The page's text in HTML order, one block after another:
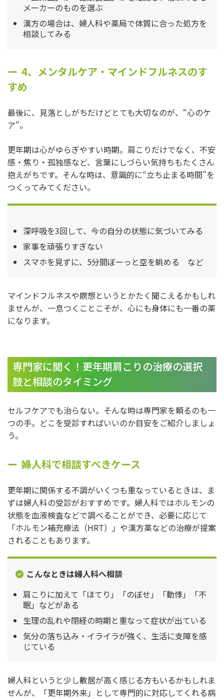
メーカーのものを選ぶ
漢方の場合は、婦人科や薬局で体質に合った処方を
相談してみる
4、メンタルケア・マインドフルネスのす
すめ
最後に、見落としがちだけどとても大切なのが、“心のケ
ア”。
更年期は心がゆらぎやすい時期。肩こりだけでなく、不安
感・焦り・孤独感など、言葉にしづらい気持ちもたくさん
抱えがちです。そんな時は、意識的に“立ち止まる時間”を
つくってみてください。
深呼吸を3回して、今の自分の状態に気づいてみる
家事を頑張りすぎない
スマホを見ずに、5分間ぼーっと空を眺める など
マインドフルネスや瞑想というとかたく聞こえるかもしれ
ませんが、一息つくことこそが、心にも身体にも一番の薬
になります。
専門家に聞く！更年期肩こりの治療の選択
肢と相談のタイミング
セルフケアでも治らない。そんな時は専門家を頼るのも一
つの手。どこを受診すればいいのか目安をご紹介しましょ
う。
婦人科で相談すべきケース
更年期に関係する不調がいくつも重なっているときは、ま
ずは婦人科の受診がおすすめです。婦人科ではホルモンの
状態を血液検査などで調べることができ、必要に応じて
「ホルモン補充療法（HRT）」や漢方薬などの治療が提案
されることもあります。
こんなときは婦人科へ相談
肩こりに加えて「ほてり」「のぼせ」「動悸」「不
眠」などがある
生理の乱れや閉経の時期と重なって症状が出ている
気分の落ち込み・イライラが強く、生活に支障を感
じている
婦人科というと少し敷居が高く感じる方もいるかもしれま
せんが、「更年期外来」として専門的に対応してくれる病